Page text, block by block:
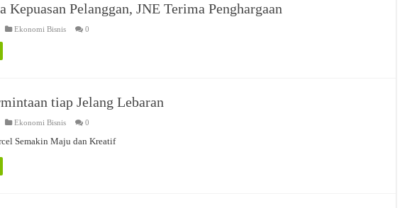
Kepuasan Pelanggan, JNE Terima Penghargaan
Ekonomi Bisnis 0
tiap Jelang Lebaran
Ekonomi Bisnis 0
Semakin Maju dan Kreatif